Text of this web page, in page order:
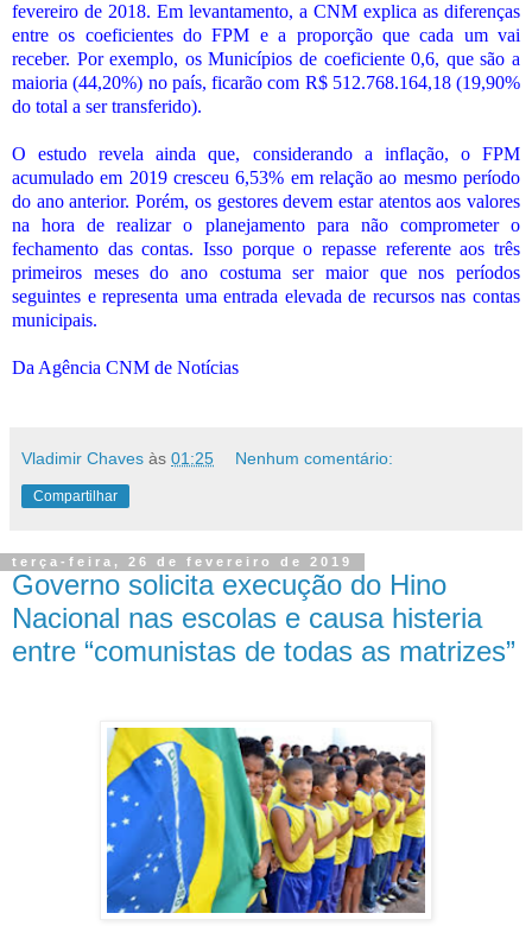
fevereiro de 2018. Em levantamento, a CNM explica as diferenças
entre os coeficientes do FPM e a proporção que cada um vai
receber. Por exemplo, os Municípios de coeficiente 0,6, que são a
maioria (44,20%) no país, ficarão com R$ 512.768.164,18 (19,90%
do total a ser transferido).
O estudo revela ainda que, considerando a inflação, o FPM
acumulado em 2019 cresceu 6,53% em relação ao mesmo período
do ano anterior. Porém, os gestores devem estar atentos aos valores
na hora de realizar o planejamento para não comprometer o
fechamento das contas. Isso porque o repasse referente aos três
primeiros meses do ano costuma ser maior que nos períodos
seguintes e representa uma entrada elevada de recursos nas contas
municipais.
Da Agência CNM de Notícias
Vladimir Chaves às 01:25 Nenhum comentário:
Compartilhar
terça-feira, 26 de fevereiro de 2019
Governo solicita execução do Hino
Nacional nas escolas e causa histeria
entre “comunistas de todas as matrizes”